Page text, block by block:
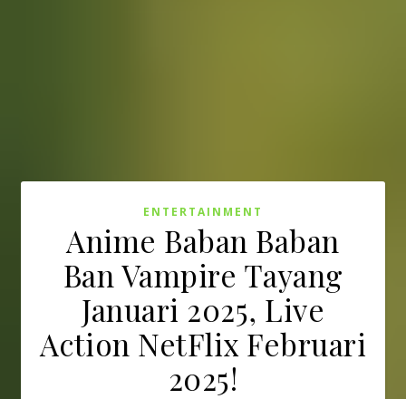
ENTERTAINMENT
Anime Baban Baban
Ban Vampire Tayang
Januari 2025, Live
Action NetFlix Februari
2025!